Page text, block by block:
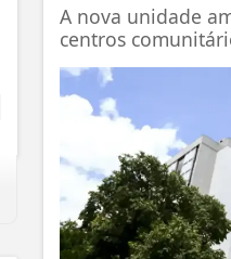
A nova unidade
centros